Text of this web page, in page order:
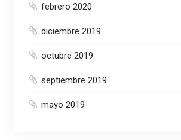
febrero 2020
diciembre 2019
octubre 2019
septiembre 2019
mayo 2019